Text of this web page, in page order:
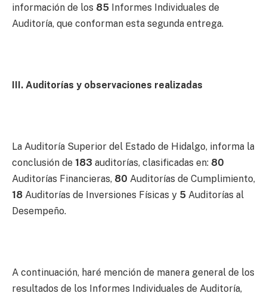
información de los 85 Informes Individuales de
Auditoría, que conforman esta segunda entrega.
III. Auditorías y observaciones realizadas
La Auditoría Superior del Estado de Hidalgo, informa la
conclusión de 183 auditorías, clasificadas en: 80
Auditorías Financieras, 80 Auditorías de Cumplimiento,
18 Auditorías de Inversiones Físicas y 5 Auditorías al
Desempeño.
A continuación, haré mención de manera general de los
resultados de los Informes Individuales de Auditoría,